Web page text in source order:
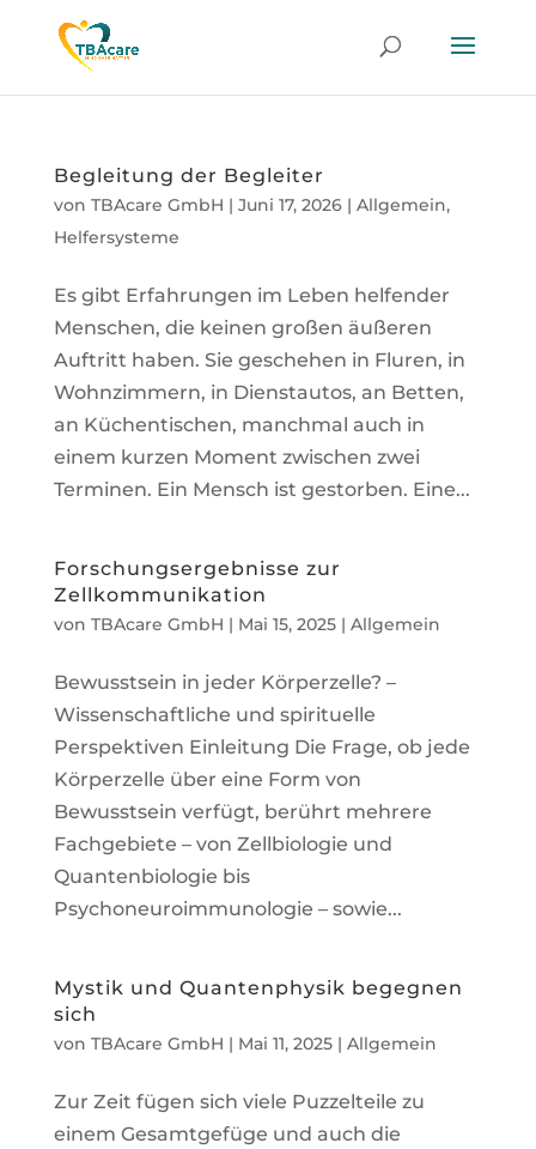
Begleitung der Begleiter
von TBAcare GmbH | Juni 17, 2026| Allgemein,
Helfersysteme
Es gibt Erfahrungen im Leben helfender
Menschen, die keinen großen äußeren
Auftritt haben. Sie geschehen in Fluren, in
Wohnzimmern, in Dienstautos, an Betten,
an Küchentischen, manchmal auch in
einem kurzen Moment zwischen zwei
Terminen. Ein Mensch ist gestorben. Eine...
Forschungsergebnisse zur
Zellkommunikation
von TBAcare GmbH | Mai 15, 2025| Allgemein
Bewusstsein in jeder Körperzelle? –
Wissenschaftliche und spirituelle
Perspektiven Einleitung Die Frage, ob jede
Körperzelle über eine Form von
Bewusstsein verfügt, berührt mehrere
Fachgebiete – von Zellbiologie und
Quantenbiologie bis
Psychoneuroimmunologie – sowie...
Mystik und Quantenphysik begegnen
sich
von TBAcare GmbH | Mai 11, 2025| Allgemein
Zur Zeit fügen sich viele Puzzelteile zu
einem Gesamtgefüge und auch die